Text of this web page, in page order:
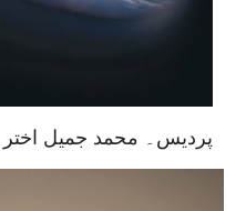
پردیس۔ محمد جمیل اختر